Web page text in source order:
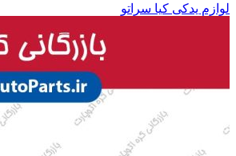
لوازم یدکی کیا سراتو